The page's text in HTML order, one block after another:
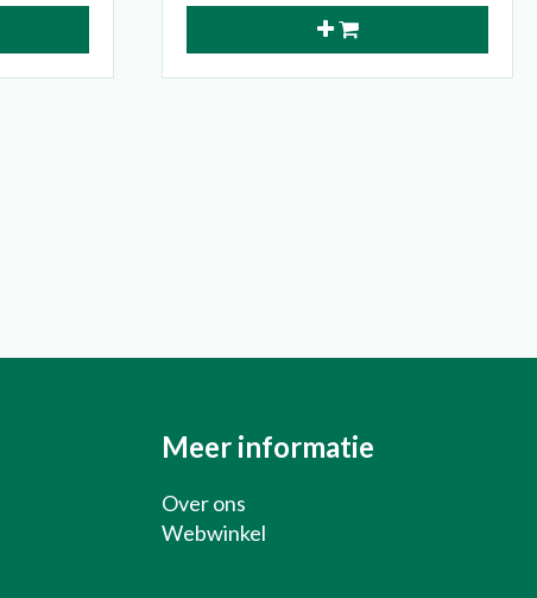
Over ons
Webwinkel